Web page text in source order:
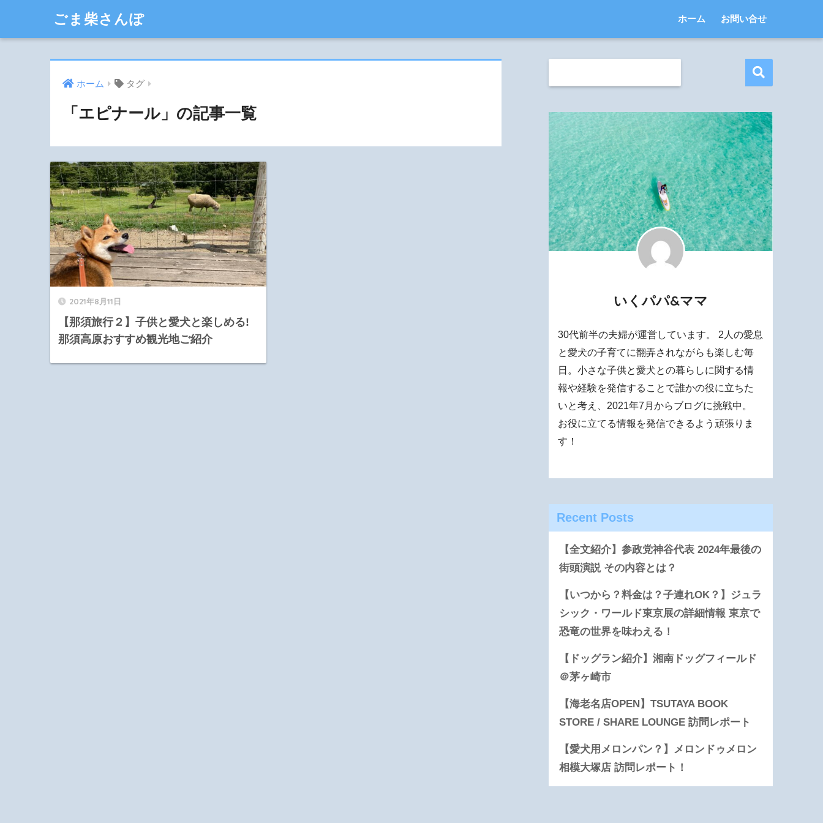
ごま柴さんぽ ホーム お問い合せ
ホーム タグ
「エピナール」の記事一覧
2021年8月11日
【那須旅行２】子供と愛犬と楽しめる!
那須高原おすすめ観光地ご紹介
いくパパ&ママ
30代前半の夫婦が運営しています。 2人の愛息
と愛犬の子育てに翻弄されながらも楽しむ毎
日。小さな子供と愛犬との暮らしに関する情
報や経験を発信することで誰かの役に立ちた
いと考え、2021年7月からブログに挑戦中。
お役に立てる情報を発信できるよう頑張りま
す！
Recent Posts
【全文紹介】参政党神谷代表 2024年最後の
街頭演説 その内容とは？
【いつから？料金は？子連れOK？】ジュラ
シック・ワールド東京展の詳細情報 東京で
恐竜の世界を味わえる！
【ドッグラン紹介】湘南ドッグフィールド
＠茅ヶ崎市
【海老名店OPEN】TSUTAYA BOOK
STORE / SHARE LOUNGE 訪問レポート
【愛犬用メロンパン？】メロンドゥメロン
相模大塚店 訪問レポート！